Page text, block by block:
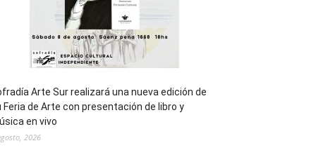
Arte Sur realizará una nueva edición de
Feria de Arte con presentación de libro y
en vivo
2026